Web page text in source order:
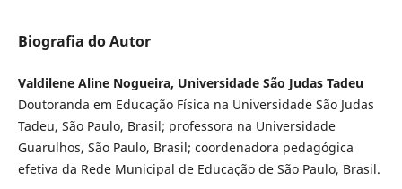
Biografia do Autor
Valdilene Aline Nogueira, Universidade São Judas Tadeu
Doutoranda em Educação Física na Universidade São Judas
Tadeu, São Paulo, Brasil; professora na Universidade
Guarulhos, São Paulo, Brasil; coordenadora pedagógica
efetiva da Rede Municipal de Educação de São Paulo, Brasil.